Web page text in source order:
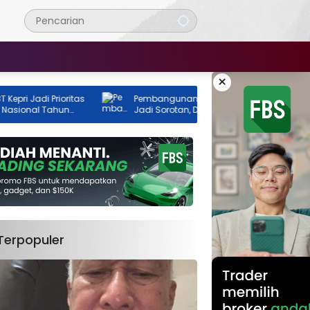
×
Prioritas
Tahun
Pembangunan GOR Tenis Rimba Jaya
Jadi Sorotan, Dua Instansi Klaim Belum
Ada Izin